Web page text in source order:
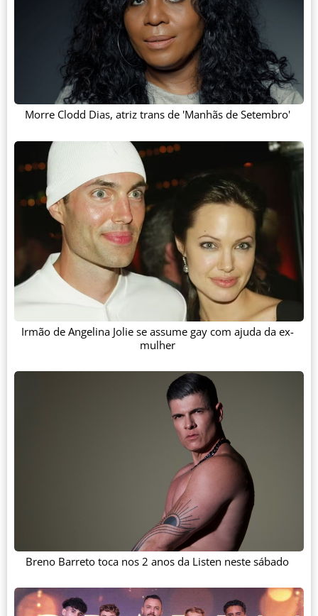
Morre Clodd Dias, atriz trans de 'Manhãs de Setembro'
Irmão de Angelina Jolie se assume gay com ajuda da ex-
mulher
Breno Barreto toca nos 2 anos da Listen neste sábado